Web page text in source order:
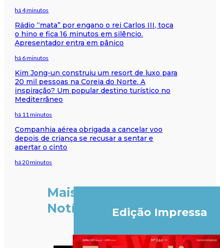
há 4 minutos
Rádio “mata” por engano o rei Carlos III, toca
o hino e fica 16 minutos em silêncio.
Apresentador entra em pânico
há 6 minutos
Kim Jong-un construiu um resort de luxo para
20 mil pessoas na Coreia do Norte. A
inspiração? Um popular destino turístico no
Mediterrâneo
há 11 minutos
Companhia aérea obrigada a cancelar voo
depois de criança se recusar a sentar e
apertar o cinto
há 20 minutos
Mais
Notícias
Edição Impressa